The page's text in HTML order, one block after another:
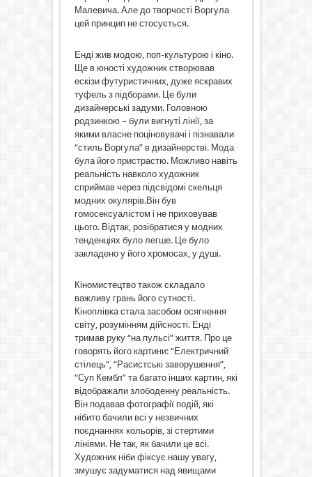
Малевича. Але до творчості Воргула
цей принцип не стосується.
Енді жив модою, поп-культурою і кіно.
Ще в юності художник створював
ескізи футуристичних, дуже яскравих
туфель з підборами. Це були
дизайнерські задуми. Головною
родзинкою – були вигнуті лінії, за
якими власне поціновувачі і пізнавали
“стиль Воргула” в дизайнерстві. Мода
була його пристрастю. Можливо навіть
реальність навколо художник
сприймав через підсвідомі скельця
модних окулярів.Він був
гомосексуалістом і не приховував
цього. Відтак, розібратися у модних
тенденціях було легше. Це було
закладено у його хромосах, у душі.
Кіномистецтво також складало
важливу грань його сутності.
Кіноплівка стала засобом осягнення
світу, розумінням дійсності. Енді
тримав руку “на пульсі” життя. Про це
говорять його картини: “Електричний
стілець”, “Расистські заворушення”,
“Суп Кембл” та багато інших картин, які
відображали злободенну реальність.
Він подавав фотографії подій, які
нібито бачили всі у незвичних
поєднаннях кольорів, зі стертими
лініями. Не так, як бачили це всі.
Художник ніби фіксує нашу увагу,
змушує задуматися над явищами